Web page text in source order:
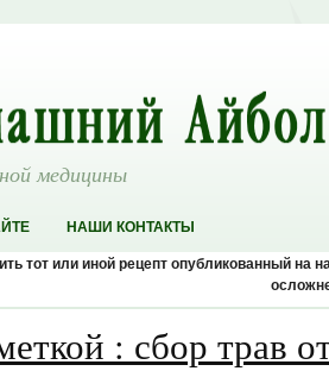
медицины
НАШИ КОНТАКТЫ
тот или иной рецепт опубликованный на
: сбор трав